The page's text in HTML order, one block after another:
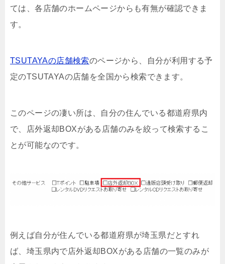
ては、各店舗のホームページからも有無が確認できま
す。
TSUTAYAの店舗検索のページから、自分が利用する予
定のTSUTAYAの店舗を全国から検索できます。
このページの凄い所は、自分の住んでいる都道府県内
で、店外返却BOXがある店舗のみを絞って検索するこ
とが可能なのです。
例えば自分が住んでいる都道府県が埼玉県だとすれ
ば、埼玉県内で店外返却BOXがある店舗の一覧のみが